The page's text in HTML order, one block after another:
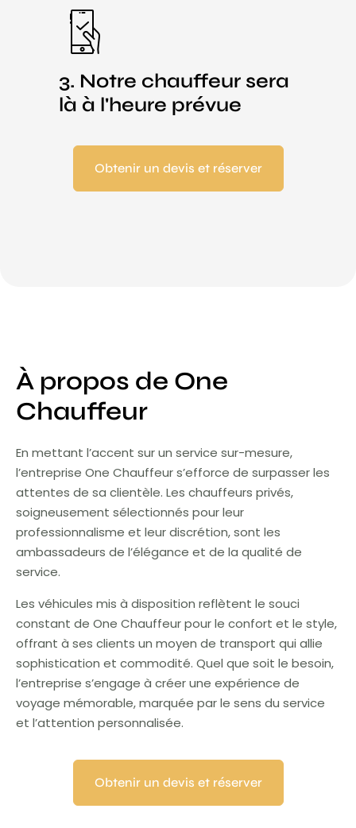
3. Notre chauffeur sera
là à l'heure prévue
Obtenir un devis et réserver
À propos de One
Chauffeur
En mettant l’accent sur un service sur-mesure,
l’entreprise One Chauffeur s’efforce de surpasser les
attentes de sa clientèle. Les chauffeurs privés,
soigneusement sélectionnés pour leur
professionnalisme et leur discrétion, sont les
ambassadeurs de l’élégance et de la qualité de
service.
Les véhicules mis à disposition reflètent le souci
constant de One Chauffeur pour le confort et le style,
offrant à ses clients un moyen de transport qui allie
sophistication et commodité. Quel que soit le besoin,
l’entreprise s’engage à créer une expérience de
voyage mémorable, marquée par le sens du service
et l’attention personnalisée.
Obtenir un devis et réserver